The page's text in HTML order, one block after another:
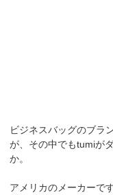
ビジネスバッグのブラ
が、その中でもtumiが
か。
アメリカのメーカーで